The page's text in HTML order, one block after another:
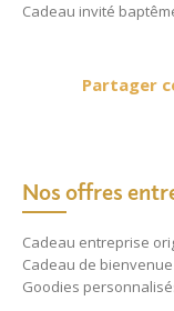
Cadeau invité
Partager
Nos offres
Cadeau entreprise
Cadeau de
Goodies